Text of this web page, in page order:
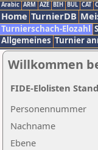
Arabic ARM AZE BIH BUL CAT
Home TurnierDB
Turnierschach-Elozahl
Allgemeines Turnier
Willkommen
Nachname
Ebene
Personennummer
FIDE-Elolisten Stand